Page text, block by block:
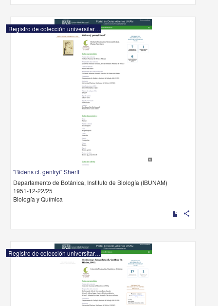
Registro de colección universitaria
"Bidens cf. gentryi" Sherff
Departamento de Botánica, Instituto de Biología (IBUNAM)
1951-12-22/25
Biología y Química
share
Registro de colección universitaria